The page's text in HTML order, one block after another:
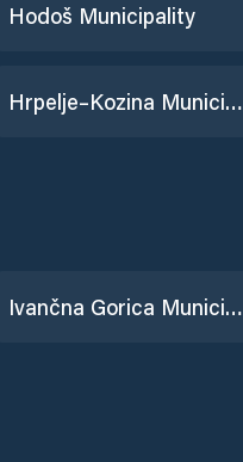
Hodoš Municipality
Hrpelje–Kozina Municipality
Ivančna Gorica Municipality